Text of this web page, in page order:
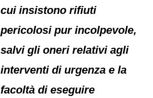
cui insistono rifiuti
pericolosi pur incolpevole,
salvi gli oneri relativi agli
interventi di urgenza e la
facoltà di eseguire